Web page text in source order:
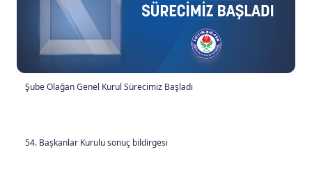
Şube Olağan Genel Kurul Sürecimiz Başladı
54. Başkanlar Kurulu sonuç bildirgesi